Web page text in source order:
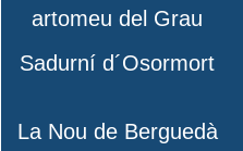
artomeu del Grau
Sadurní d´Osormort
La Nou de Berguedà